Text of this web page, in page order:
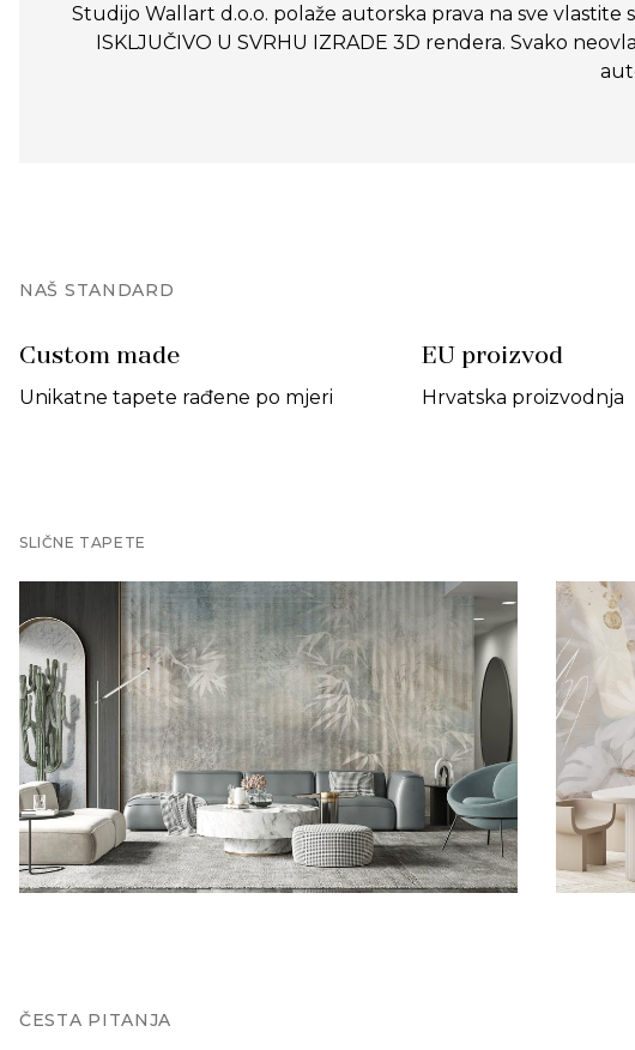
Studijo Wallart d.o.o. polaže autorska prava na sve
ISKLJUČIVO U SVRHU IZRADE 3D rendera. Svako
NAŠ STANDARD
Custom made
Unikatne tapete rađene po mjeri
EU proizvod
Hrvatska proizvodnja
SLIČNE TAPETE
ČESTA PITANJA